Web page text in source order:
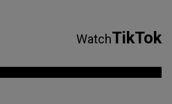
WatchTikTok